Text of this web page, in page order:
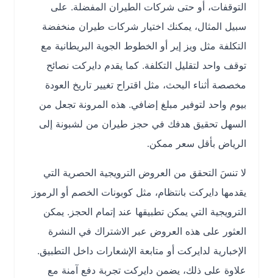
التوقفات، أو حتى شركات الطيران المفضلة. على
سبيل المثال، يمكنك اختيار شركات طيران منخفضة
التكلفة مثل ويز إير أو الخطوط الجوية البريطانية مع
توقف واحد لتقليل التكلفة. كما يقدم دايركت نصائح
مخصصة أثناء البحث، مثل اقتراح تغيير تاريخ العودة
بيوم واحد لتوفير مبلغ إضافي. هذه المرونة تجعل من
السهل تحقيق هدفك في حجز طيران من لشبونة إلى
الرياض بأقل سعر ممكن.
لا تنسَ التحقق من العروض الترويجية الحصرية التي
يقدمها دايركت بانتظام، مثل كوبونات الخصم أو الرموز
الترويجية التي يمكن تطبيقها عند إتمام الحجز. يمكن
العثور على هذه العروض عبر الاشتراك في النشرة
الإخبارية لدايركت أو متابعة الإشعارات داخل التطبيق.
علاوة على ذلك، يضمن دايركت تجربة دفع آمنة مع